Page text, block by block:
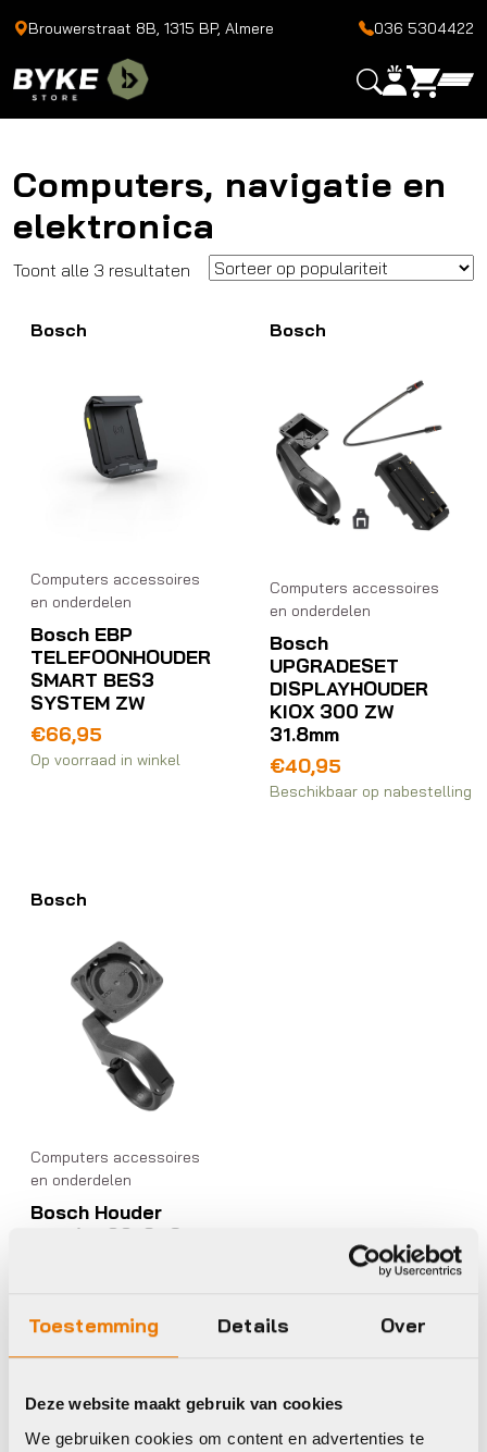
Toestemming Details Over
Deze website maakt gebruik van cookies
We gebruiken cookies om content en advertenties te
Brouwerstraat 8B, 1315 BP, Almere 036 5304422
Computers, navigatie en
elektronica
Toont alle 3 resultaten Gesorteerd
populariteit
Bosch
Computers accessoires
en onderdelen
Bosch EBP
TELEFOONHOUDER
SMART BES3
SYSTEM ZW
€66,95
Op voorraad in winkel
Bosch
Computers accessoires
en onderdelen
Bosch
UPGRADESET
DISPLAYHOUDER
KIOX 300 ZW
31.8mm
€40,95
Beschikbaar op nabestelling
Bosch
Computers accessoires
en onderdelen
Bosch Houder
Intuvia 100, 31,8
Op voorraad in winkel